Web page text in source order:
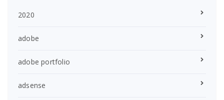
2020
adobe
adobe portfolio
adsense